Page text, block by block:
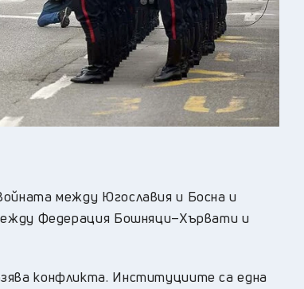
между Югославия и Босна и
Федерация Бошняци–Хървати и
конфликта. Институциите са една